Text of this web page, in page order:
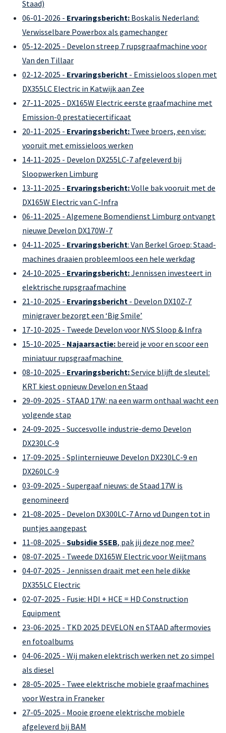
Staad)
06-01-2026 - Ervaringsbericht: Boskalis Nederland:
Verwisselbare Powerbox als gamechanger
05-12-2025 - Develon streep 7 rupsgraafmachine voor
Van den Tillaar
02-12-2025 - Ervaringsbericht - Emissieloos slopen met
DX355LC Electric in Katwijk aan Zee
27-11-2025 - DX165W Electric eerste graafmachine met
Emission-0 prestatiecertificaat
20-11-2025 - Ervaringsbericht: Twee broers, een vise:
vooruit met emissieloos werken
14-11-2025 - Develon DX255LC-7 afgeleverd bij
Sloopwerken Limburg
13-11-2025 - Ervaringsbericht:Volle bak vooruit met de
DX165W Electric van C-Infra
06-11-2025 - Algemene Bomendienst Limburg ontvangt
nieuwe Develon DX170W-7
04-11-2025 - Ervaringsbericht: Van Berkel Groep: Staad-
machines draaien probleemloos een hele werkdag
24-10-2025 - Ervaringsbericht:Jennissen investeert in
elektrische rupsgraafmachine
21-10-2025 - Ervaringsbericht - Develon DX10Z-7
minigraver bezorgt een ‘Big Smile’
17-10-2025 - Tweede Develon voor NVS Sloop & Infra
15-10-2025 - Najaarsactie: bereid je voor en scoor een
miniatuur rupsgraafmachine
08-10-2025 - Ervaringsbericht:Service blijft de sleutel:
KRT kiest opnieuw Develon en Staad
29-09-2025 - STAAD 17W: na een warm onthaal wacht een
volgende stap
24-09-2025 - Succesvolle industrie-demo Develon
DX230LC-9
17-09-2025 - Splinternieuwe Develon DX230LC-9 en
DX260LC-9
03-09-2025 - Supergaaf nieuws: de Staad 17W is
genomineerd
21-08-2025 - Develon DX300LC-7 Arno vd Dungen tot in
puntjes aangepast
11-08-2025 - Subsidie SSEB, pak jij deze nog mee?
08-07-2025 - Tweede DX165W Electric voor Weijtmans
04-07-2025 - Jennissen draait met een hele dikke
DX355LC Electric
02-07-2025 - Fusie: HDI + HCE = HD Construction
Equipment
23-06-2025 - TKD 2025 DEVELON en STAAD aftermovies
en fotoalbums
04-06-2025 - Wij maken elektrisch werken net zo simpel
als diesel
28-05-2025 - Twee elektrische mobiele graafmachines
voor Westra in Franeker
27-05-2025 - Mooie groene elektrische mobiele
afgeleverd bij BAM